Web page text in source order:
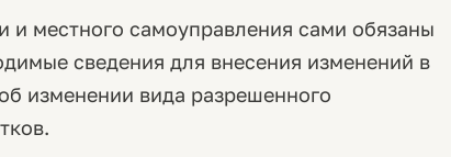
и местного самоуправления сами обязаны
сведения для внесения изменений в
изменении вида разрешенного